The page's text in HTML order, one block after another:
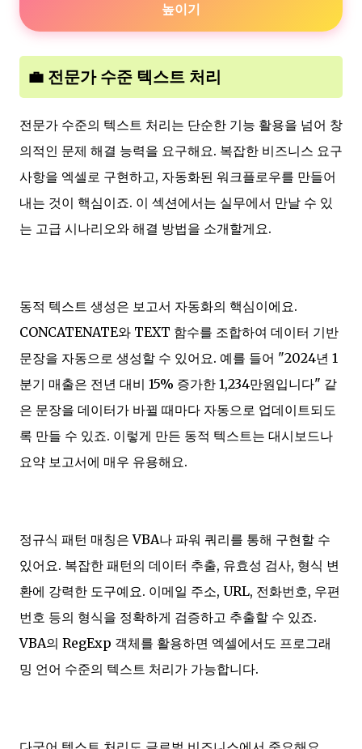
높이기
💼 전문가 수준 텍스트 처리
전문가 수준의 텍스트 처리는 단순한 기능 활용을 넘어 창
의적인 문제 해결 능력을 요구해요. 복잡한 비즈니스 요구
사항을 엑셀로 구현하고, 자동화된 워크플로우를 만들어
내는 것이 핵심이죠. 이 섹션에서는 실무에서 만날 수 있
는 고급 시나리오와 해결 방법을 소개할게요.
동적 텍스트 생성은 보고서 자동화의 핵심이에요.
CONCATENATE와 TEXT 함수를 조합하여 데이터 기반
문장을 자동으로 생성할 수 있어요. 예를 들어 "2024년 1
분기 매출은 전년 대비 15% 증가한 1,234만원입니다" 같
은 문장을 데이터가 바뀔 때마다 자동으로 업데이트되도
록 만들 수 있죠. 이렇게 만든 동적 텍스트는 대시보드나
요약 보고서에 매우 유용해요.
정규식 패턴 매칭은 VBA나 파워 쿼리를 통해 구현할 수
있어요. 복잡한 패턴의 데이터 추출, 유효성 검사, 형식 변
환에 강력한 도구예요. 이메일 주소, URL, 전화번호, 우편
번호 등의 형식을 정확하게 검증하고 추출할 수 있죠.
VBA의 RegExp 객체를 활용하면 엑셀에서도 프로그래
밍 언어 수준의 텍스트 처리가 가능합니다.